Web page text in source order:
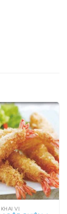
KHAI VỊ